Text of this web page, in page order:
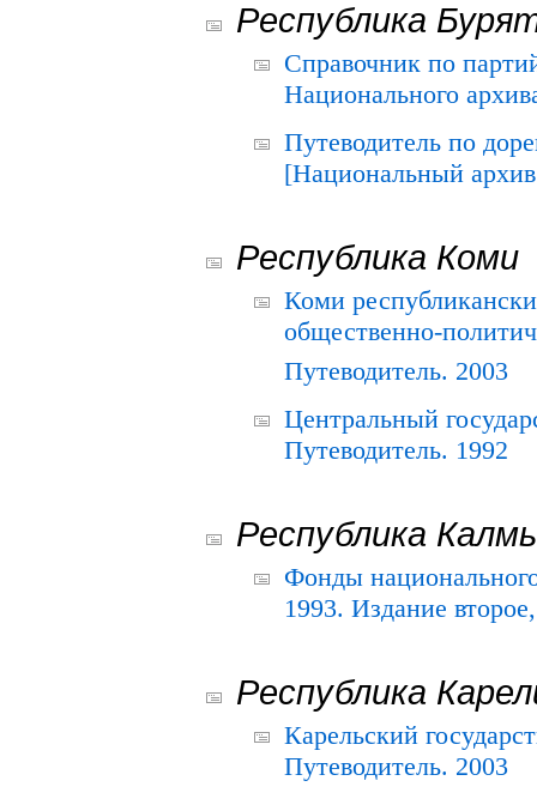
Республика
Справочник по
Национального
Путеводитель по
[Национальный
Республика Коми
Коми
общественно-
Путеводитель. 2003
Центральный
Путеводитель. 1992
Республика
Фонды
1993. Издание
Республика
Карельский
Путеводитель. 2003